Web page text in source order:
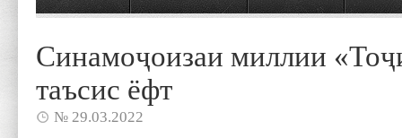
Синамоҷоизаи миллии
таъсис ёфт
№ 29.03.2022